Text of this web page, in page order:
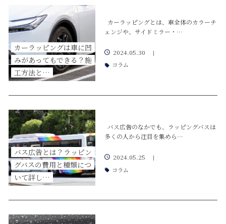
カーラッピングは車に凹
みがあってもできる？施
工方法と…
カーラッピングとは、車全体のカラーチ
ェンジや、サイドミラー・…
2024.05.30 |
コラム
バス広告とは？ラッピン
グバスの費用と種類につ
いて詳し…
バス広告のなかでも、ラッピングバスは
多くの人から注目を集めら…
2024.05.25 |
コラム